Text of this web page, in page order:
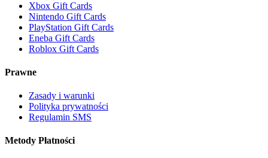
Xbox Gift Cards
Nintendo Gift Cards
PlayStation Gift Cards
Eneba Gift Cards
Roblox Gift Cards
Prawne
Zasady i warunki
Polityka prywatności
Regulamin SMS
Metody Płatności